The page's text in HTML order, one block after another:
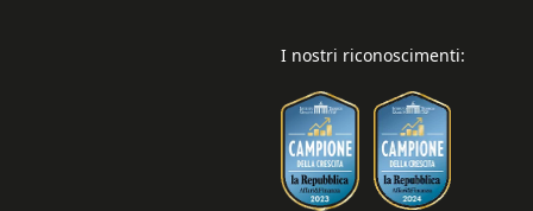
I nostri riconoscimenti: